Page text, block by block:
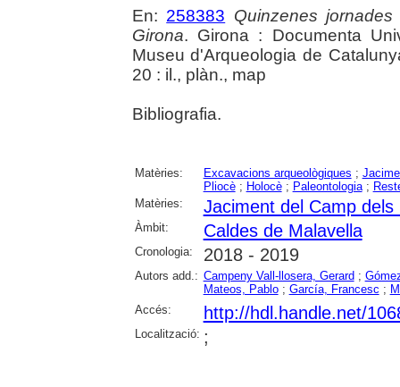
En: 258383 Quinzenes
Girona. Girona : Documenta
Museu d'Arqueologia de
20 : il., plàn., map
Bibliografia.
Matèries: Excavacions arqueològiques ;
Pliocè; Holocè; Paleontologia;
Matèries:
Jaciment del Camp
Àmbit: Caldes de Malavella
Cronologia: 2018 - 2019
Autors add.: Campeny Vall-llosera, Gerard ;
Mateos, Pablo; García, Francesc ;
Accés:
http://hdl.handle.net/
Localització: ;